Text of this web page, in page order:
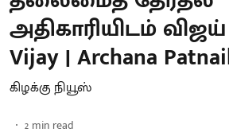
அதிகாரியிடம்
Vijay | Archana
கிழக்கு நியூஸ்
2 min read